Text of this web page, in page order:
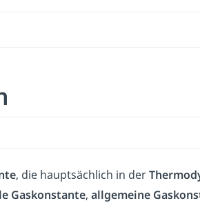
, die hauptsächlich in der
Gaskonstante,allgemeine